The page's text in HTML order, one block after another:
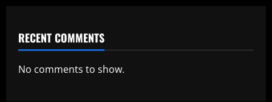
RECENT COMMENTS
No comments to show.